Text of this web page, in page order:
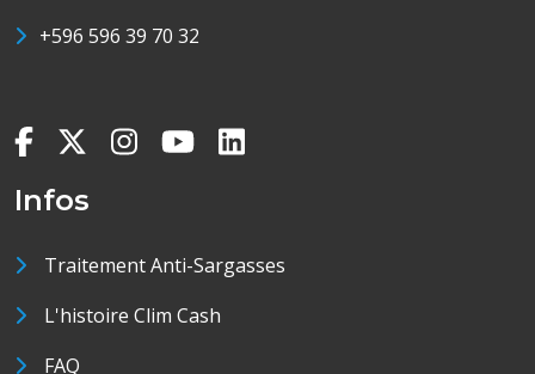
+596 596 39 70 32
Infos
Traitement Anti-Sargasses
L'histoire Clim Cash
FAQ